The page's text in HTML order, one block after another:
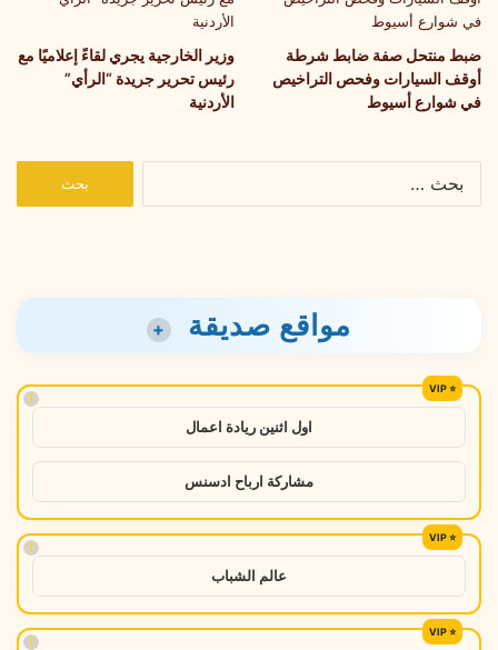
ضبط منتحل صفة ضابط شرطة
أوقف السيارات وفحص التراخيص
في شوارع أسيوط
وزير الخارجية يجري لقاءً إعلاميًا مع
رئيس تحرير جريدة “الرأي”
الأردنية
مواقع صديقة +
!
اول اثنين ريادة اعمال
مشاركة ارباح ادسنس
!
عالم الشباب
!